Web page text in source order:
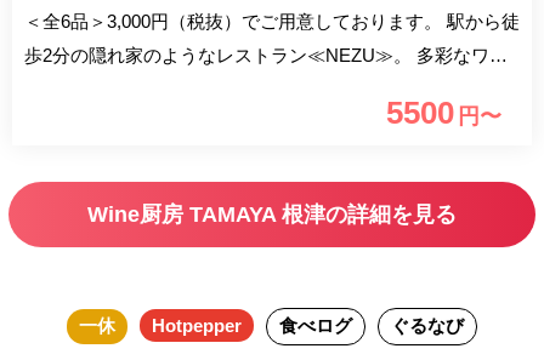
＜全6品＞3,000円（税抜）でご用意しております。 駅から徒
歩2分の隠れ家のようなレストラン≪NEZU≫。 多彩なワイ
抜）コース ┣16品目野菜のサラダ ┣シェフの気まぐれオー
んぼリキュール蒸し 南仏風 ┣浅葱のジェノベーゼを乗せて
焼いた牛ハラミのグリル ┣さくらんぼリキュール蒸しのス
ト ・100種類以上のワインをご用意しております。 ■こだわ
5500 円〜
Wine厨房 TAMAYA 根津の詳細を見る
一休 Hotpepper 食べログ ぐるなび